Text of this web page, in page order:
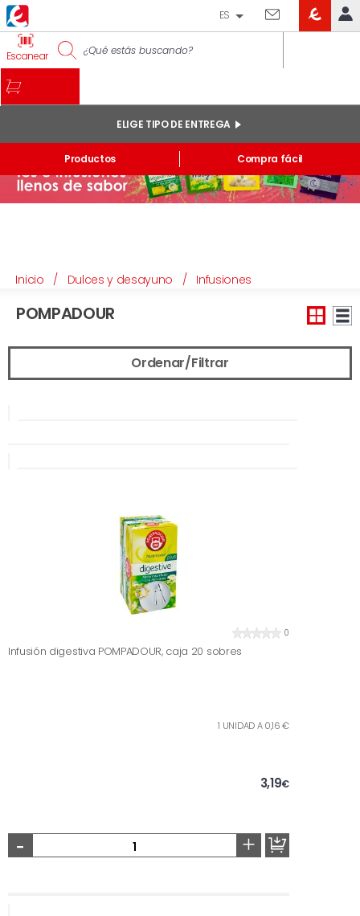
IDENTIFÍCATE
Pedidos online
Mis productos comprados en tienda y online
Listas
ES
Escanear
Productos
ELIGE TIPO DE ENTREGA
Compra fácil
Inicio / Dulces y desayuno / Infusiones
POMPADOUR
Ordenar/Filtrar
0
Infusión digestiva POMPADOUR, caja 20 sobres
1 UNIDAD A 0,16 €
3,19€
- +